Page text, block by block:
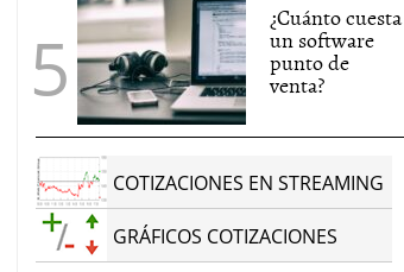
¿Cuánto cuesta
un software
punto de
venta?
COTIZACIONES EN STREAMING
GRÁFICOS COTIZACIONES